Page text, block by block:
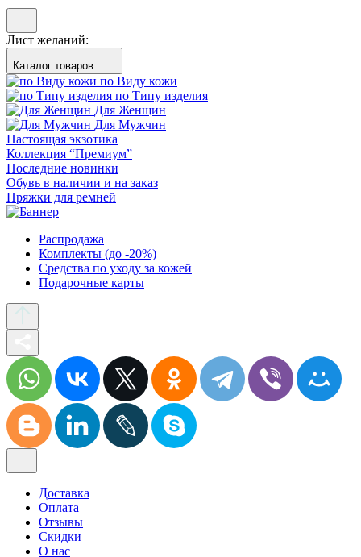
Лист желаний:
Каталог товаров
по Виду кожи
по Типу изделия
Для Женщин
Для Мужчин
Настоящая экзотика
Коллекция “Премиум”
Последние новинки
Обувь в наличии и на заказ
Пряжки для ремней
Распродажа
Комплекты (до -20%)
Средства по уходу за кожей
Подарочные карты
Доставка
Оплата
Отзывы
Скидки
О нас